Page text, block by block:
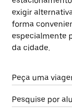
exigir
forma
especialmente
da cidade.
Peça uma
Pesquise por